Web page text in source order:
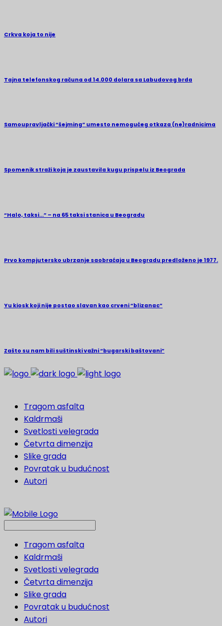
Crkva koja to nije
Tajna telefonskog računa od 14.000 dolara sa Labudovog brda
Samoupravljački “šejming” umesto nemogućeg otkaza (ne)radnicima
Spomenik straži koja je zaustavila kugu prispelu iz Beograda
“Halo, taksi…” – na 65 taksi stanica u Beogradu
Prvo kompjutersko ubrzanje saobraćaja u Beogradu predloženo je 1977.
Yu kiosk koji nije postao slavan kao crveni “blizanac”
Zašto su nam bili suštinski važni “bugarski baštovani”
Tragom asfalta
Kaldrmaši
Svetlosti velegrada
Četvrta dimenzija
Slike grada
Povratak u budućnost
Autori
Tragom asfalta
Kaldrmaši
Svetlosti velegrada
Četvrta dimenzija
Slike grada
Povratak u budućnost
Autori